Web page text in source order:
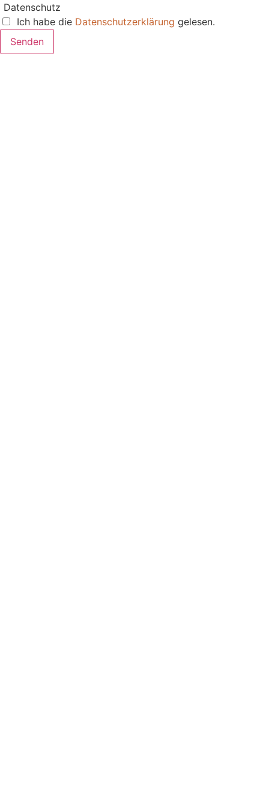
Datenschutz
Ich habe die Datenschutzerklärung gelesen.
Senden